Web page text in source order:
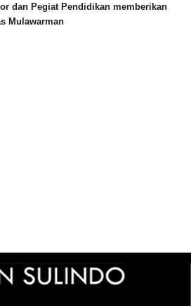
dan Pegiat Pendidikan memberikan
Mulawarman